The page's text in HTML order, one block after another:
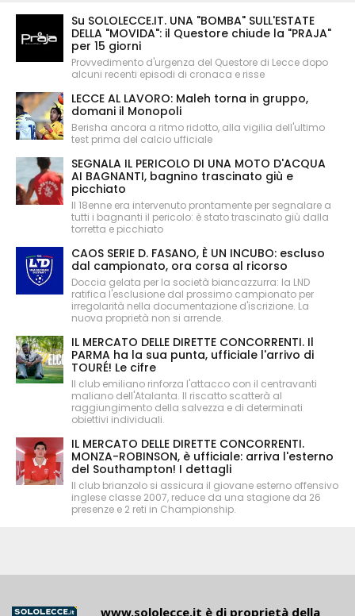
Su SOLOLECCE.IT. UNA "BOMBA" SULL'ESTATE
DELLA "MOVIDA": il Questore chiude la "PRAJA"
per 15 giorni
Provvedimento d'urgenza del Questore di Lecce dopo
alcuni recenti episodi di cronaca e risse
LECCE AL LAVORO: Maleh torna in gruppo,
domani il Monopoli
Berisha ancora a ritmo ridotto, alla vigilia dell'ultimo
test prima del calcio ufficiale
SEGNALA IL PERICOLO DI UNA MOTO D'ACQUA
AI BAGNANTI, bagnino trascinato giù e
picchiato
Il 18enne era intervenuto prontamente per segnalare a
tutti i bagnanti il pericolo: è stato trascinato giù dalla
torretta e picchiato
CAOS SERIE D. FASANO, È UN INCUBO: escluso
dal campionato, ora corsa al ricorso
Doccia gelata per la società biancazzurra: la LND
ratifica l'esclusione dal prossimo campionato per
irregolarità nella documentazione d'iscrizione. La
nuova proprietà non si arrende.
IL MERCATO DELLE DIRETTE CONCORRENTI. Il
PARMA ha la sua punta, ufficiale l'arrivo di
TOURÉ! Le cifre
Il club emiliano rinforza l'attacco con il centravanti
maliano dell'Atalanta. Il riscatto scatterà al
raggiungimento della salvezza e di determinati
obiettivi individuali.
IL MERCATO DELLE DIRETTE CONCORRENTI.
MONZA-ROBINSON, è ufficiale: arriva l'esterno
del Southampton! I dettagli
Il club brianzolo si assicura il giovane esterno offensivo
inglese classe 2007, reduce da una stagione da 26
presenze e 2 reti in Championship.
www.sololecce.it è di proprietà della